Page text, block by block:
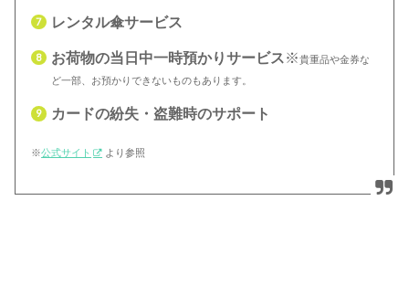
レンタル傘サービス
お荷物の当日中一時預かりサービス ※貴重品や金券な
ど一部、お預かりできないものもあります。
カードの紛失・盗難時のサポート
※公式サイト より参照